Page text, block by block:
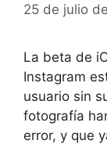
25 de julio
La beta de
Instagram
usuario sin
fotografía
error, y que